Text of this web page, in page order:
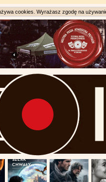
cookies. Wyrażasz zgodę na